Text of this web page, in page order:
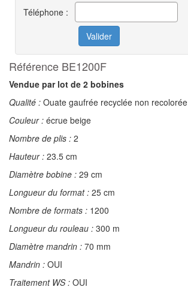
Téléphone :
Référence BE1200F
Vendue par lot de 2 bobines
Qualité : Ouate gaufrée recyclée non recolorée
Couleur : écrue beige
Nombre de plis : 2
Hauteur : 23.5 cm
Diamètre bobine : 29 cm
Longueur du format : 25 cm
Nombre de formats : 1200
Longueur du rouleau : 300 m
Diamètre mandrin : 70 mm
Mandrin : OUI
Traitement WS : OUI